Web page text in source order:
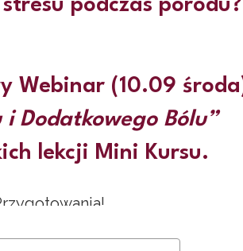
podczas porodu?
Webinar (10.09
i Dodatkowego Bólu”
lekcji Mini Kursu.